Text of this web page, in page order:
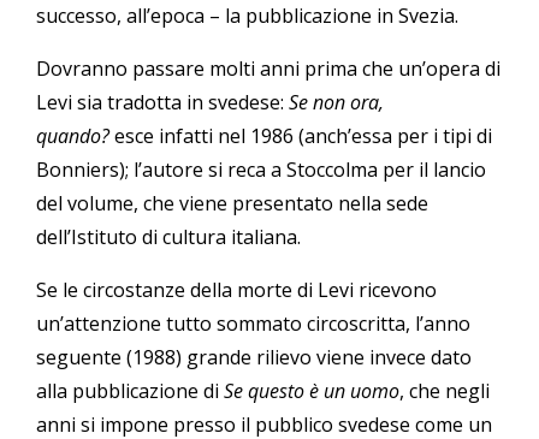
successo, all’epoca – la pubblicazione in Svezia.
Dovranno passare molti anni prima che un’opera di
Levi sia tradotta in svedese: Se non ora,
quando?esce infatti nel 1986 (anch’essa per i tipi di
Bonniers); l’autore si reca a Stoccolma per il lancio
del volume, che viene presentato nella sede
dell’Istituto di cultura italiana.
Se le circostanze della morte di Levi ricevono
un’attenzione tutto sommato circoscritta, l’anno
seguente (1988) grande rilievo viene invece dato
alla pubblicazione di Se questo è un uomo, che negli
anni si impone presso il pubblico svedese come un